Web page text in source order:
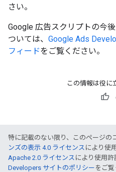
さい。
Google 広告スクリプトの今
ついては、 Google Ads
フィードをご覧ください。
この情報は役に
特に記載のない限り、このページの
ンズの表示 4.0 ライセンス により使
Apache 2.0 ライセンス により使用許
Developers サイトのポリシー をご